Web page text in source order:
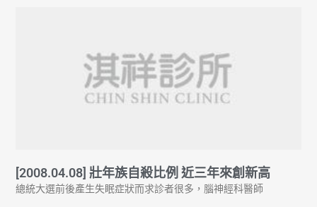
[2008.04.08] 壯年族自殺比例 近三年來創新高
總統大選前後產生失眠症狀而求診者很多，腦神經科醫師